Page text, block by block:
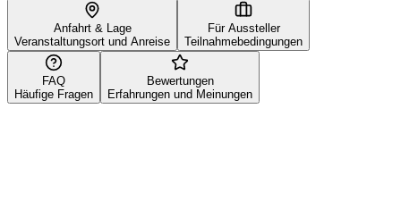
Anfahrt & Lage
Veranstaltungsort und Anreise
Für Aussteller
Teilnahmebedingungen
FAQ
Häufige Fragen
Bewertungen
Erfahrungen und Meinungen